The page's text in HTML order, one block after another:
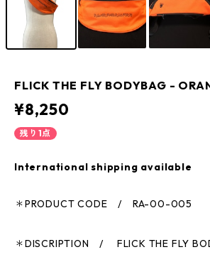
FLICK THE FLY BODYBAG -
¥8,250
残り1点
International shipping available
＊PRODUCT CODE / RA-00-005
＊DISCRIPTION / FLICK THE FLY